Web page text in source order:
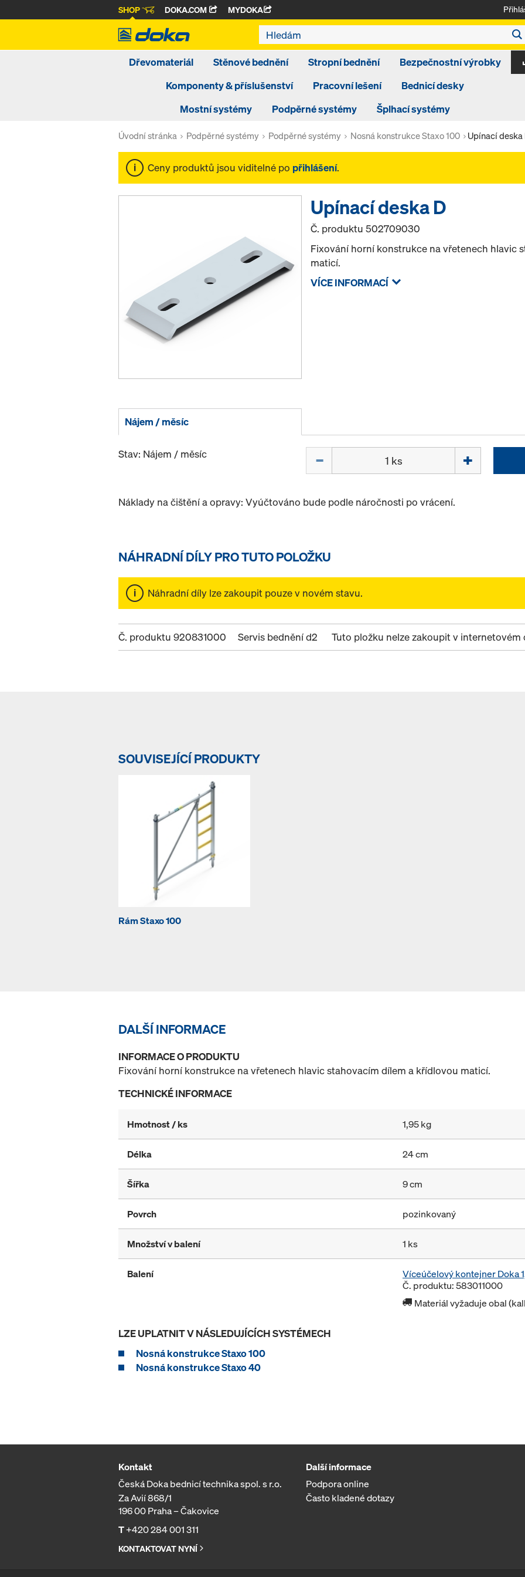
SHOP DOKA.COM MYDOKA
Dřevomateriál Stěnové bednění Stropní bednění
Bezpečnostní výrobky
Komponenty & příslušenství
Pracovní lešení
Bednicí desky
Mostní systémy
Podpěrné systémy Šplhací systémy
Úvodní stránka Podpěrné systémy Podpěrné systémy Nosná konstrukce Staxo 100 Upínací deska
Ceny produktů jsou viditelné po přihlášení.
Upínací deska D
Č. produktu502709030
Fixování horní konstrukce na vřetenech hlavic
maticí.
VÍCE INFORMACÍ
Nájem / měsíc
Stav: Nájem / měsíc
Náklady na čištění a opravy: Vyúčtováno bude podle náročnosti po vrácení.
NÁHRADNÍ DÍLY PRO TUTO POLOŽKU
Náhradní díly lze zakoupit pouze v novém stavu.
Č. produktu 920831000 Servis bednění d2 Tuto pložku nelze zakoupit v internetovém
SOUVISEJÍCÍ PRODUKTY
Rám Staxo 100
DALŠÍ INFORMACE
INFORMACE O PRODUKTU
Fixování horní konstrukce na vřetenech hlavic stahovacím dílem a křídlovou maticí.
TECHNICKÉ INFORMACE
Hmotnost / ks 1,95 kg
Délka 24 cm
Šířka 9 cm
Povrch pozinkovaný
Množství v balení 1 ks
Balení
Víceúčelový kontejner Doka
Č. produktu: 583011000
Materiál vyžaduje obal
LZE UPLATNIT V NÁSLEDUJÍCÍCH SYSTÉMECH
Nosná konstrukce Staxo 100
Nosná konstrukce Staxo 40
Kontakt
Česká Doka bednicí technika spol. s r.o.
Za Avií 868/1
196 00 Praha – Čakovice
T+420 284 001 311
KONTAKTOVAT NYNÍ
Další informace
Podpora online
Často kladené dotazy